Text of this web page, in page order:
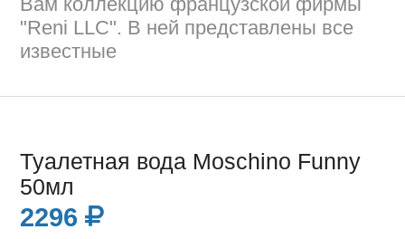
"Reni LLC". В ней представлены все
известные
Туалетная вода Moschino Funny
50мл
2296